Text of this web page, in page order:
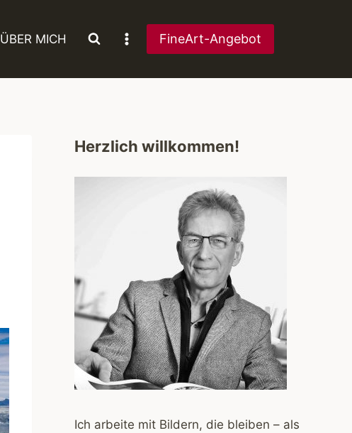
ÜBER MICH FineArt-Angebot
Herzlich willkommen!
Ich arbeite mit Bildern, die bleiben – als